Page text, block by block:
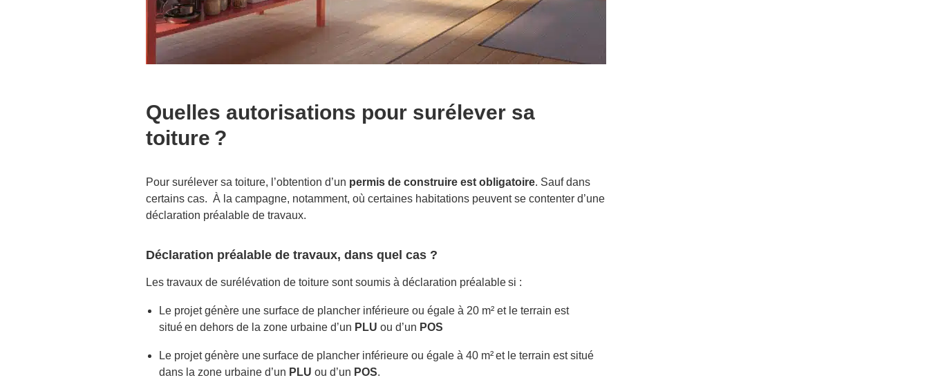
Quelles autorisations pour surélever sa
toiture ?
Pour surélever sa toiture, l’obtention d’un permis de construire est obligatoire. Sauf dans
certains cas. À la campagne, notamment, où certaines habitations peuvent se contenter d’une
déclaration préalable de travaux.
Déclaration préalable de travaux, dans quel cas ?
Les travaux de surélévation de toiture sont soumis à déclaration préalable si :
Le projet génère une surface de plancher inférieure ou égale à 20 m² et le terrain est
situé en dehors de la zone urbaine d’un PLU ou d’un POS
Le projet génère une surface de plancher inférieure ou égale à 40 m² et le terrain est situé
dans la zone urbaine d’un PLU ou d’un POS.